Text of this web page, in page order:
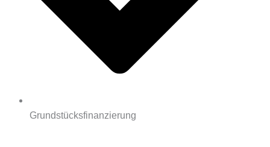
Grundstücksfinanzierung